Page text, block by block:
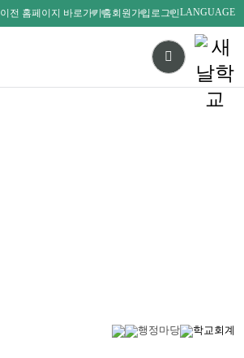
이전 홈페이지 바로가기홈회원가입 로그인LANGUAGE
행정마당 학교회계